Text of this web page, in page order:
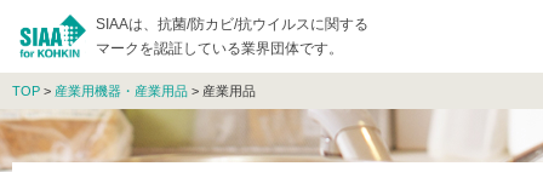
SIAAは、抗菌/防カビ/抗ウイルスに関する
マークを認証している業界団体です。
TOP > 産業用機器・産業用品 > 産業用品